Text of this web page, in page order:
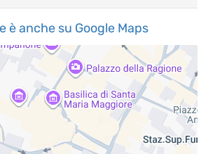
è anche su Google Maps